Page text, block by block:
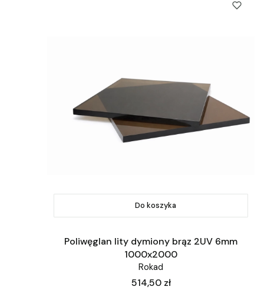
Do koszyka
Poliwęglan lity dymiony brąz 2UV 6mm
1000x2000
Rokad
Cena
514,50 zł